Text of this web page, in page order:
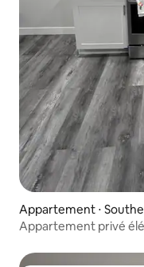
Appartement ⋅
Appartement privé